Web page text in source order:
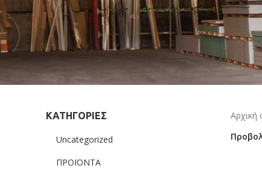
ΚΑΤΗΓΟΡΙΕΣ
Uncategorized
ΠΡΟΪΟΝΤΑ
Αρχική